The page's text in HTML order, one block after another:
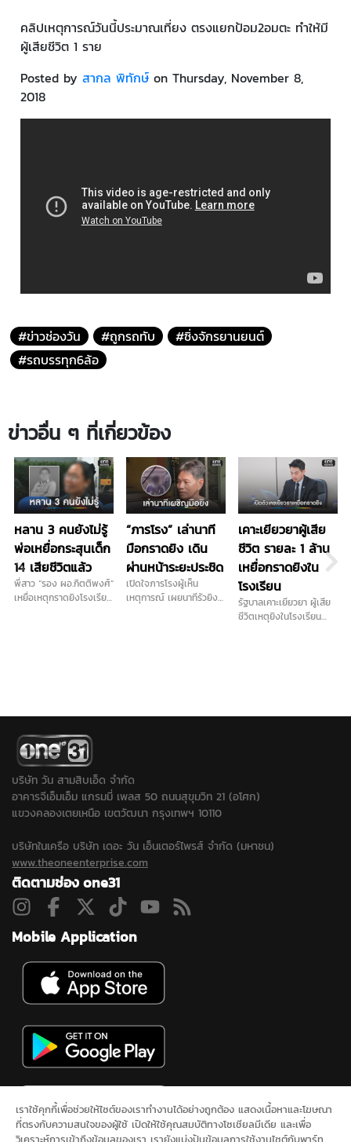
คลิปเหตุการณ์วันนี้ประมาณเที่ยง ตรงแยกป้อม2อมตะ ทำให้มี
ผู้เสียชีวิต 1 ราย
Posted by สากล พิทักษ์ on Thursday, November 8,
2018
#ข่าวช่องวัน #ถูกรถทับ
#ซิ่งจักรยานยนต์
#รถบรรทุก6ล้อ
ข่าวอื่น ๆ ที่เกี่ยวข้อง
หลาน 3 คนยังไม่รู้
พ่อเหยื่อกระสุนเด็ก
14 เสียชีวิตแล้ว
พี่สาว “รอง ผอ.กิตติพงศ์”
เหยื่อเหตุกราดยิงโรงเรียน
ศรีสะเกษ
“ภารโรง” เล่านาที
มือกราดยิง เดิน
ผ่านหน้าระยะประชิด
เปิดใจภารโรงผู้เห็น
เหตุการณ์ เผยนาทีรัวยิง
เคาะเยียวยาผู้เสีย
ชีวิต รายละ 1 ล้าน
เหยื่อกราดยิงใน
โรงเรียน
รัฐบาลเคาะเยียวยา ผู้เสีย
ชีวิตเหตุยิงในโรงเรียน
บริษัท วัน สามสิบเอ็ด จำกัด
อาคารจีเอ็มเอ็ม แกรมมี่ เพลส 50 ถนนสุขุมวิท 21 (อโศก)
แขวงคลองเตยเหนือ เขตวัฒนา กรุงเทพฯ 10110
บริษัทในเครือ บริษัท เดอะ วัน เอ็นเตอร์ไพรส์ จำกัด (มหาชน)
www.theoneenterprise.com
ติดตามช่อง one31
Mobile Application
เราใช้คุกกี้เพื่อช่วยให้ไซต์ของเราทำงานได้อย่างถูกต้อง แสดงเนื้อหาและโฆษณา
ที่ตรงกับความสนใจของผู้ใช้ เปิดให้ใช้คุณสมบัติทางโซเชียลมีเดีย และเพื่อ